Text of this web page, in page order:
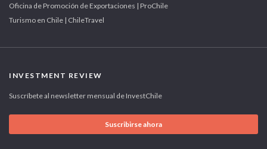
Oficina de Promoción de Exportaciones | ProChile
Turismo en Chile | ChileTravel
INVESTMENT REVIEW
Suscríbete al newsletter mensual de InvestChile
Suscribirse ahora